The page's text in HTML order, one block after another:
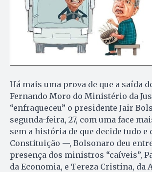
Há mais uma prova de que a saída
Fernando Moro do Ministério da
“enfraqueceu” o presidente Jair
segunda-feira, 27, com uma face
sem a história de que decide tudo e
Constituição —, Bolsonaro deu
presença dos ministros “caíveis”,
da Economia, e Tereza Cristina, da